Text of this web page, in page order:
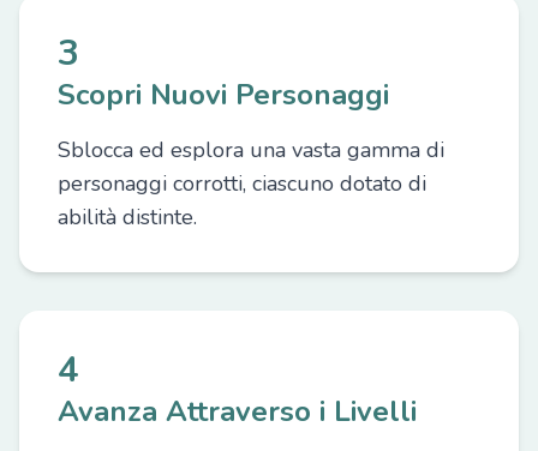
3
Scopri Nuovi Personaggi
Sblocca ed esplora una vasta gamma di
personaggi corrotti, ciascuno dotato di
abilità distinte.
4
Avanza Attraverso i Livelli